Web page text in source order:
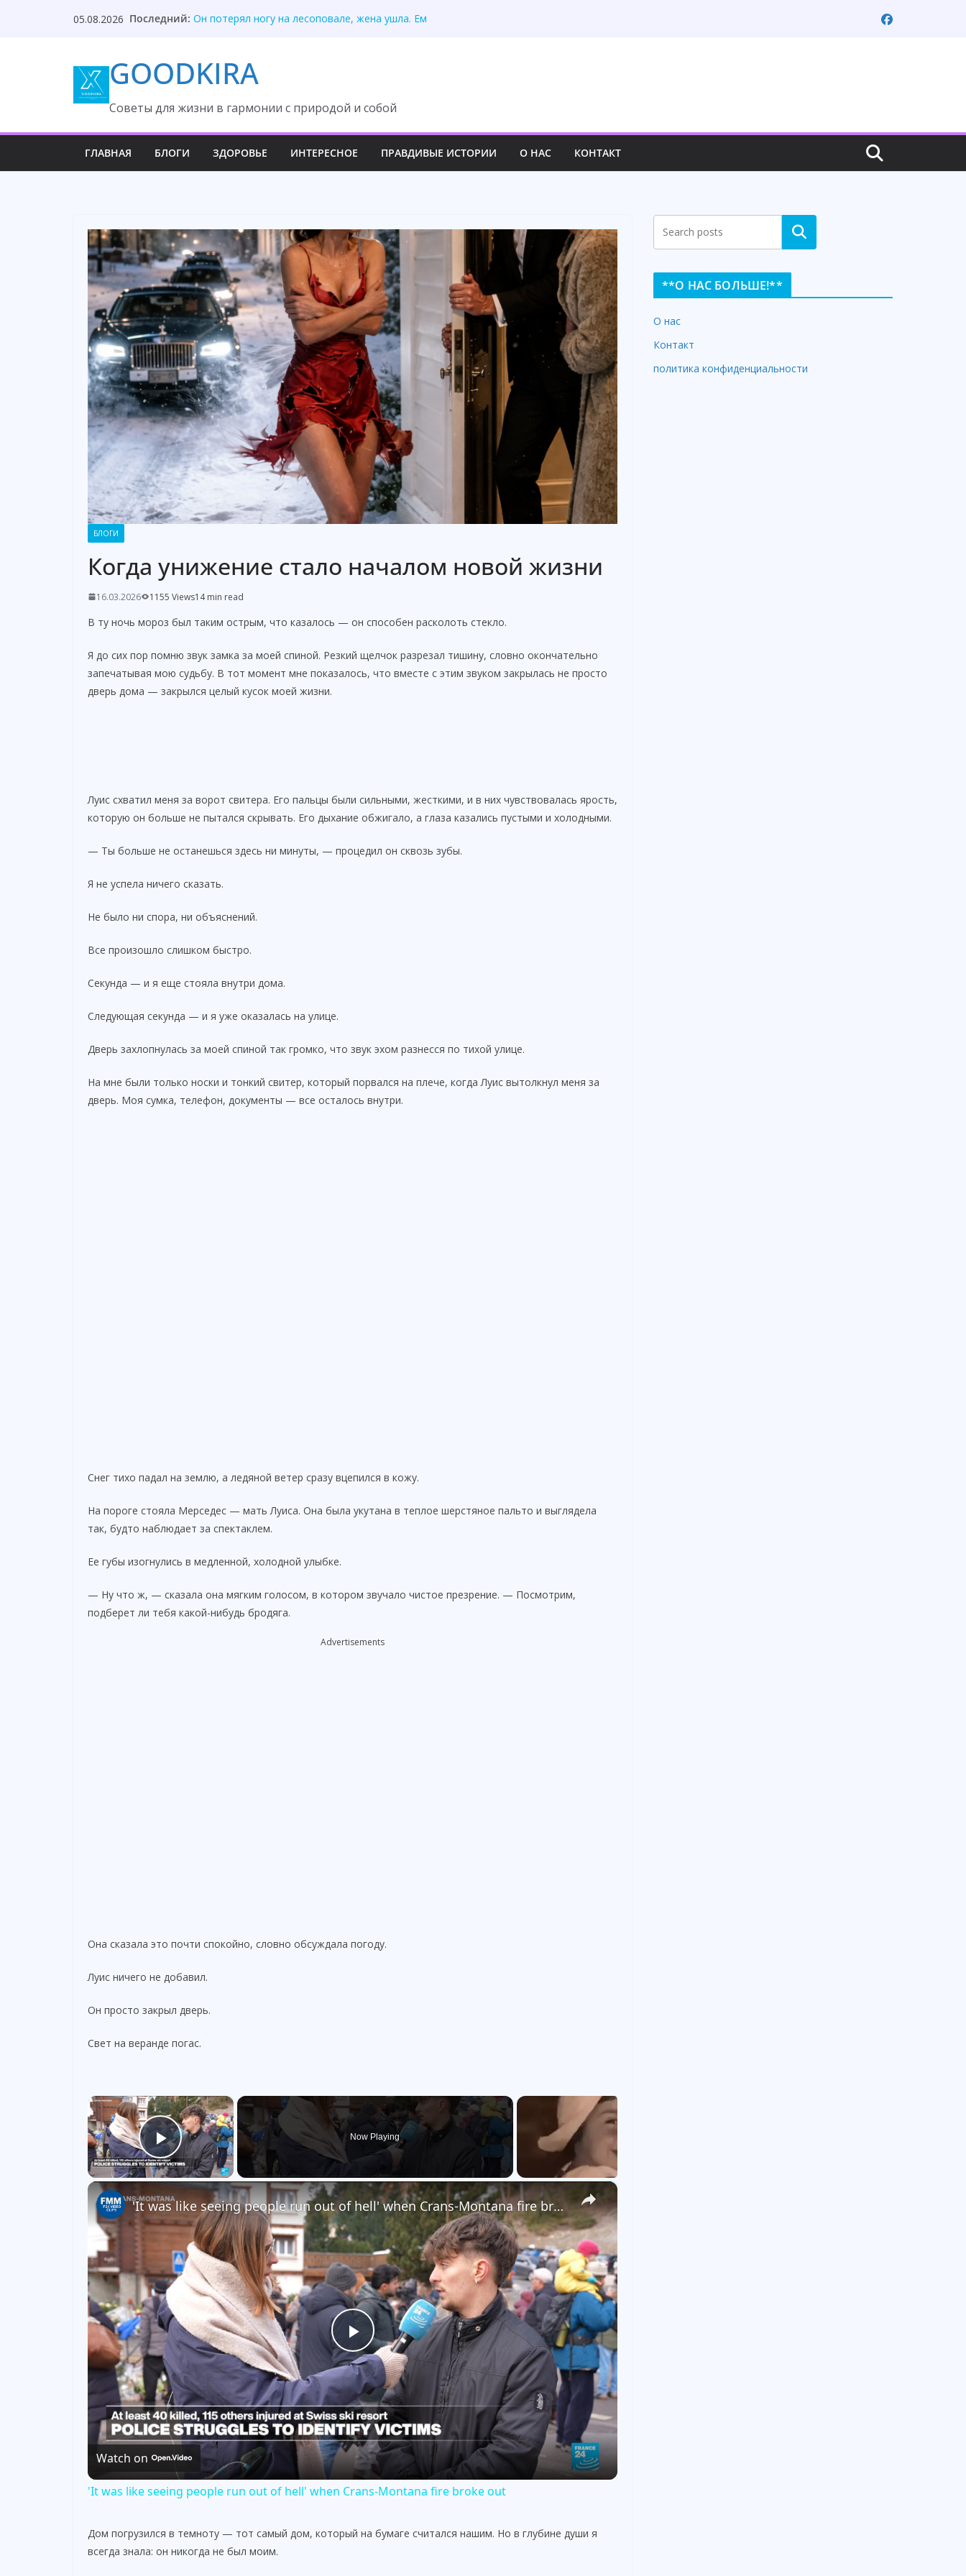
05.08.2026 Последний: Муж годами жил двойной жизнью за мой счёт
Свекровь решила, что я буду тянуть её родню. Но
Начальник запер дверь, спасая меня первой
GOODKIRA
Cоветы для жизни в гармонии с природой и собой
ГЛАВНАЯ БЛОГИ ЗДОРОВЬЕ ИНТЕРЕСНОЕ ПРАВДИВЫЕ ИСТОРИИ О НАС КОНТАКТ
БЛОГИ
Когда унижение стало началом новой жизни
16.03.2026 1155 Views14 min read
В ту ночь мороз был таким острым, что казалось — он способен расколоть стекло.
Я до сих пор помню звук замка за моей спиной. Резкий щелчок разрезал тишину, словно окончательно
запечатывая мою судьбу. В тот момент мне показалось, что вместе с этим звуком закрылась не просто
дверь дома — закрылся целый кусок моей жизни.
Луис схватил меня за ворот свитера. Его пальцы были сильными, жесткими, и в них чувствовалась ярость,
которую он больше не пытался скрывать. Его дыхание обжигало, а глаза казались пустыми и холодными.
— Ты больше не останешься здесь ни минуты, — процедил он сквозь зубы.
Я не успела ничего сказать.
Не было ни спора, ни объяснений.
Все произошло слишком быстро.
Секунда — и я еще стояла внутри дома.
Следующая секунда — и я уже оказалась на улице.
Дверь захлопнулась за моей спиной так громко, что звук эхом разнесся по тихой улице.
На мне были только носки и тонкий свитер, который порвался на плече, когда Луис вытолкнул меня за
дверь. Моя сумка, телефон, документы — все осталось внутри.
Снег тихо падал на землю, а ледяной ветер сразу вцепился в кожу.
На пороге стояла Мерседес — мать Луиса. Она была укутана в теплое шерстяное пальто и выглядела
так, будто наблюдает за спектаклем.
Ее губы изогнулись в медленной, холодной улыбке.
— Ну что ж, — сказала она мягким голосом, в котором звучало чистое презрение. — Посмотрим,
подберет ли тебя какой-нибудь бродяга.
Advertisements
Она сказала это почти спокойно, словно обсуждала погоду.
Луис ничего не добавил.
Он просто закрыл дверь.
Свет на веранде погас.
×
Play Video
Now Playing
×
P
l
a
y
V
'It was like seeing people run out of hell' when Crans-Montana fire broke out
Watch on
'It was like seeing people run out of hell' when Crans-Montana fire broke out
Дом погрузился в темноту — тот самый дом, который на бумаге считался нашим. Но в глубине души я
всегда знала: он никогда не был моим.
Search
**О НАС БОЛЬШЕ!**
О нас
Контакт
политика конфиденциальности